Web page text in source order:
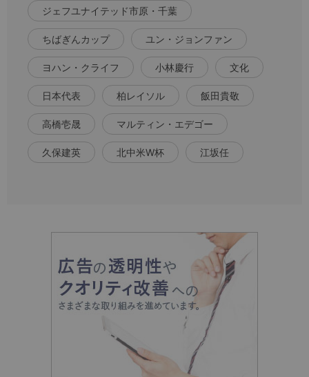
ジェフユナイテッド市原・千葉
ちばぎんカップ ユン・ジョンファン
ヨハン・クライフ 小林慶行 文化
日本代表 柏レイソル 飯田貴敬
高橋壱晟 マルティン・エデゴー
久保建英 北中米W杯 江坂任